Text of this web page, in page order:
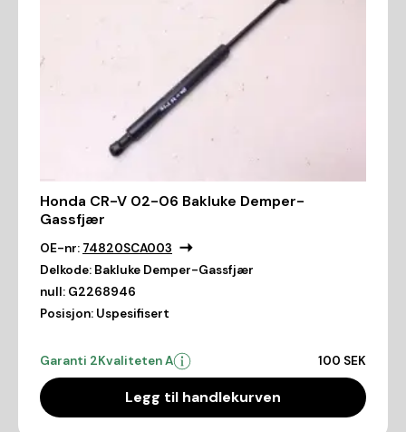
Honda CR-V 02-06 Bakluke Demper-
Gassfjær
OE-nr: 74820SCA003
Delkode: Bakluke Demper-Gassfjær
null: G2268946
Posisjon: Uspesifisert
Garanti 2Kvaliteten A 100 SEK
Legg til handlekurven